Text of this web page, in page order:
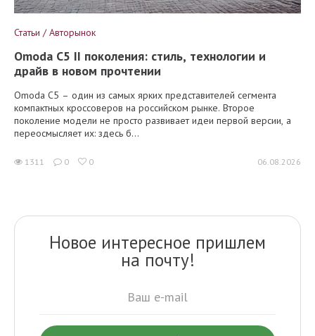
Статьи / Авторынок
Omoda C5 II поколения: стиль, технологии и
драйв в новом прочтении
Omoda C5 – один из самых ярких представителей сегмента
компактных кроссоверов на российском рынке. Второе
поколение модели не просто развивает идеи первой версии, а
переосмысляет их: здесь б...
1311 0 0 06.08.2026
Новое интересное пришлем
на почту!